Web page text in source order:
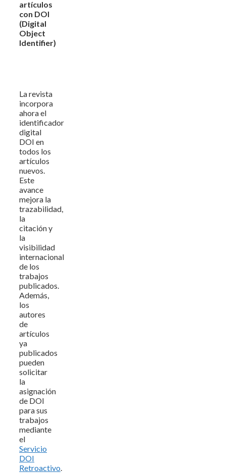
artículos
con DOI
(Digital
Object
Identifier)
La revista
incorpora
ahora el
identificador
digital
DOI en
todos los
artículos
nuevos.
Este
avance
mejora la
trazabilidad,
la
citación y
la
visibilidad
internacional
de los
trabajos
publicados.
Además,
los
autores
de
artículos
ya
publicados
pueden
solicitar
la
asignación
de DOI
para sus
trabajos
mediante
el
Servicio
DOI
Retroactivo.